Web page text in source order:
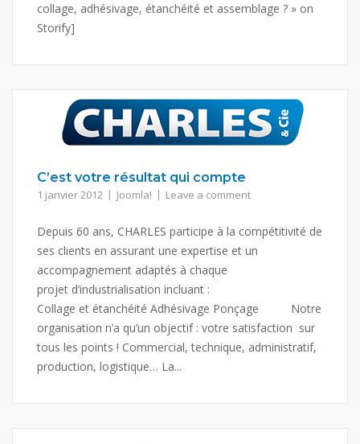
collage, adhésivage, étanchéité et assemblage ? » on
Storify]
C’est votre résultat qui compte
1 janvier 2012 Joomla! Leave a comment
Depuis 60 ans, CHARLES participe à la compétitivité de
ses clients en assurant une expertise et un
accompagnement adaptés à chaque
projet d’industrialisation incluant :
Collage et étanchéité Adhésivage Ponçage Notre
organisation n’a qu’un objectif : votre satisfaction sur
tous les points ! Commercial, technique, administratif,
production, logistique… La...